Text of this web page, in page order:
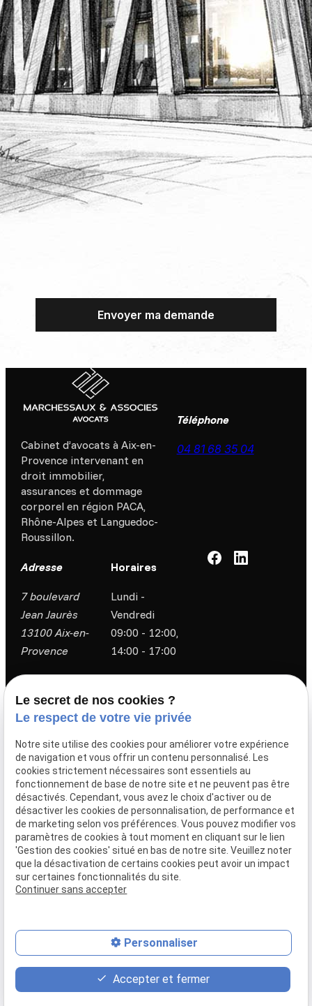
En validant ce formulaire, j'accepte la
politique de confidentialité. J'accepte
notamment que les informations saisies
soient exploitées dans le cadre de la
gestion de la relation commerciale, du
suivi publicitaire, et de l’envoi de
newsletter d’offre commerciale et
d’information.
Si vous ne souhaitez pas être démarché
commercialement par téléphone, vous pouvez
vous inscrire sur la liste d'opposition au
Cabinet d’avocats à Aix-en-
Provence intervenant en
droit immobilier,
assurances et dommage
corporel en région PACA,
Rhône-Alpes et Languedoc-
Roussillon.
Téléphone
04 81 68 35 04
Adresse
7 boulevard
Jean Jaurès
13100 Aix-en-
Provence
Horaires
Lundi -
Vendredi
09:00 - 12:00,
14:00 - 17:00
Accueil
Le Cabinet
Équipe
Honoraires
Actualités
Dommage corporel et responsabilité médicale
Droit de la construction
Droit immobilier
Je prends contact
place
Plan d'accès
contact_page
Contact
phone
04 81 68 35 04
Le secret de nos cookies ?
Le respect de votre vie privée
Notre site utilise des cookies pour améliorer votre expérience
de navigation et vous offrir un contenu personnalisé. Les
cookies strictement nécessaires sont essentiels au
fonctionnement de base de notre site et ne peuvent pas être
désactivés. Cependant, vous avez le choix d'activer ou de
désactiver les cookies de personnalisation, de performance et
de marketing selon vos préférences. Vous pouvez modifier vos
paramètres de cookies à tout moment en cliquant sur le lien
'Gestion des cookies' situé en bas de notre site. Veuillez noter
que la désactivation de certains cookies peut avoir un impact
sur certaines fonctionnalités du site.
Continuer sans accepter
Personnaliser
Accepter et fermer